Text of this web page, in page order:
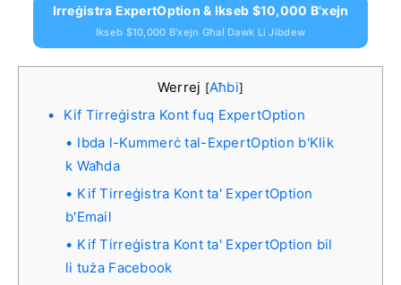
Irreġistra ExpertOption & Ikseb $10,000 B'xejn
Ikseb $10,000 B'xejn Għal Dawk Li Jibdew
Werrej [Aħbi]
Kif Tirreġistra Kont fuq ExpertOption
Ibda l-Kummerċ tal-ExpertOption b'Klik
k Waħda
Kif Tirreġistra Kont ta' ExpertOption
b'Email
Kif Tirreġistra Kont ta' ExpertOption bil
li tuża Facebook